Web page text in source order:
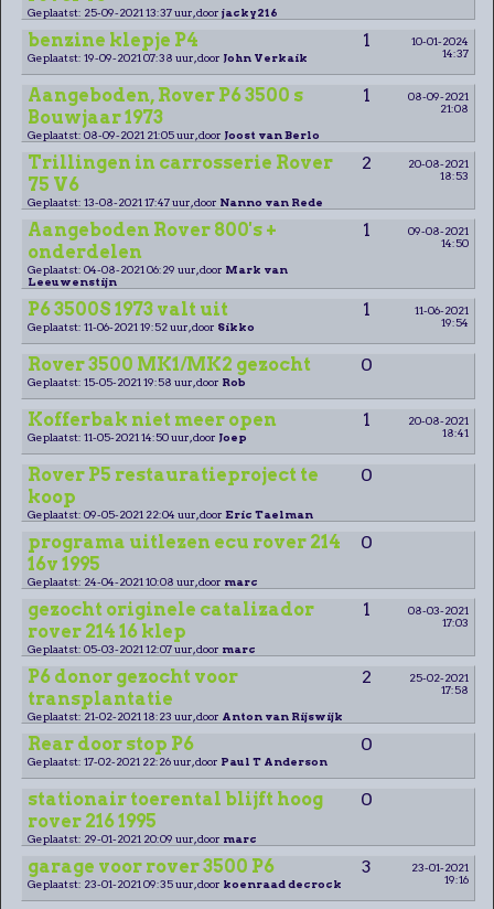
Geplaatst: 25-09-2021 13:37 uur, door jacky216
benzine klepje P4 1
10-01-2024
14:37
Geplaatst: 19-09-2021 07:38 uur, door John Verkaik
Aangeboden, Rover P6 3500 s
Bouwjaar 1973
1
08-09-2021
21:08
Geplaatst: 08-09-2021 21:05 uur, door Joost van Berlo
Trillingen in carrosserie Rover
75 V6
2
20-08-2021
18:53
Geplaatst: 13-08-2021 17:47 uur, door Nanno van Rede
Aangeboden Rover 800's +
onderdelen
1
09-08-2021
14:50
Geplaatst: 04-08-2021 06:29 uur, door Mark van
Leeuwenstijn
P6 3500S 1973 valt uit 1
11-06-2021
19:54
Geplaatst: 11-06-2021 19:52 uur, door Sikko
Rover 3500 MK1/MK2 gezocht 0
Geplaatst: 15-05-2021 19:58 uur, door Rob
Kofferbak niet meer open 1
20-08-2021
18:41
Geplaatst: 11-05-2021 14:50 uur, door Joep
Rover P5 restauratieproject te
koop
0
Geplaatst: 09-05-2021 22:04 uur, door Eric Taelman
programa uitlezen ecu rover 214
16v 1995
0
Geplaatst: 24-04-2021 10:08 uur, door marc
gezocht originele catalizador
rover 214 16 klep
1
08-03-2021
17:03
Geplaatst: 05-03-2021 12:07 uur, door marc
P6 donor gezocht voor
transplantatie
2
25-02-2021
17:58
Geplaatst: 21-02-2021 18:23 uur, door Anton van Rijswijk
Rear door stop P6 0
Geplaatst: 17-02-2021 22:26 uur, door Paul T Anderson
stationair toerental blijft hoog
rover 216 1995
0
Geplaatst: 29-01-2021 20:09 uur, door marc
garage voor rover 3500 P6 3
23-01-2021
19:16
Geplaatst: 23-01-2021 09:35 uur, door koenraad decrock